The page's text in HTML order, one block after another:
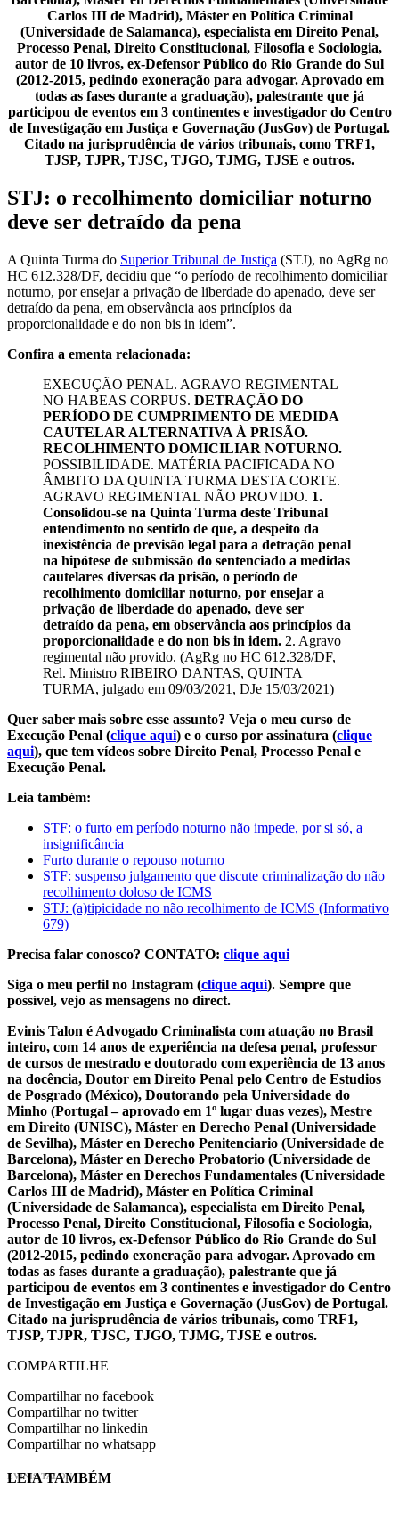
Carlos III de Madrid), Máster en Política Criminal
(Universidade de Salamanca), especialista em Direito Penal,
Processo Penal, Direito Constitucional, Filosofia e Sociologia,
autor de 10 livros, ex-Defensor Público do Rio Grande do Sul
(2012-2015, pedindo exoneração para advogar. Aprovado em
todas as fases durante a graduação), palestrante que já
participou de eventos em 3 continentes e investigador do Centro
de Investigação em Justiça e Governação (JusGov) de Portugal.
Citado na jurisprudência de vários tribunais, como TRF1,
TJSP, TJPR, TJSC, TJGO, TJMG, TJSE e outros.
STJ: o recolhimento domiciliar noturno
deve ser detraído da pena
A Quinta Turma do Superior Tribunal de Justiça (STJ), no AgRg no
HC 612.328/DF, decidiu que “o período de recolhimento domiciliar
noturno, por ensejar a privação de liberdade do apenado, deve ser
detraído da pena, em observância aos princípios da
proporcionalidade e do non bis in idem”.
Confira a ementa relacionada:
EXECUÇÃO PENAL. AGRAVO REGIMENTAL
NO HABEAS CORPUS. DETRAÇÃO DO
PERÍODO DE CUMPRIMENTO DE MEDIDA
CAUTELAR ALTERNATIVA À PRISÃO.
RECOLHIMENTO DOMICILIAR NOTURNO.
POSSIBILIDADE. MATÉRIA PACIFICADA NO
ÂMBITO DA QUINTA TURMA DESTA CORTE.
AGRAVO REGIMENTAL NÃO PROVIDO. 1.
Consolidou-se na Quinta Turma deste Tribunal
entendimento no sentido de que, a despeito da
inexistência de previsão legal para a detração penal
na hipótese de submissão do sentenciado a medidas
cautelares diversas da prisão, o período de
recolhimento domiciliar noturno, por ensejar a
privação de liberdade do apenado, deve ser
detraído da pena, em observância aos princípios da
proporcionalidade e do non bis in idem. 2. Agravo
regimental não provido. (AgRg no HC 612.328/DF,
Rel. Ministro RIBEIRO DANTAS, QUINTA
TURMA, julgado em 09/03/2021, DJe 15/03/2021)
Quer saber mais sobre esse assunto? Veja o meu curso de
Execução Penal (clique aqui) e o curso por assinatura (clique
aqui), que tem vídeos sobre Direito Penal, Processo Penal e
Execução Penal.
Leia também:
STF: o furto em período noturno não impede, por si só, a
insignificância
Furto durante o repouso noturno
STF: suspenso julgamento que discute criminalização do não
recolhimento doloso de ICMS
STJ: (a)tipicidade no não recolhimento de ICMS (Informativo
679)
Precisa falar conosco? CONTATO: clique aqui
Siga o meu perfil no Instagram (clique aqui). Sempre que
possível, vejo as mensagens no direct.
Evinis Talon é Advogado Criminalista com atuação no Brasil
inteiro, com 14 anos de experiência na defesa penal, professor
de cursos de mestrado e doutorado com experiência de 13 anos
na docência, Doutor em Direito Penal pelo Centro de Estudios
de Posgrado (México), Doutorando pela Universidade do
Minho (Portugal – aprovado em 1º lugar duas vezes), Mestre
em Direito (UNISC), Máster en Derecho Penal (Universidade
de Sevilha), Máster en Derecho Penitenciario (Universidade de
Barcelona), Máster en Derecho Probatorio (Universidade de
Barcelona), Máster en Derechos Fundamentales (Universidade
Carlos III de Madrid), Máster en Política Criminal
(Universidade de Salamanca), especialista em Direito Penal,
Processo Penal, Direito Constitucional, Filosofia e Sociologia,
autor de 10 livros, ex-Defensor Público do Rio Grande do Sul
(2012-2015, pedindo exoneração para advogar. Aprovado em
todas as fases durante a graduação), palestrante que já
participou de eventos em 3 continentes e investigador do Centro
de Investigação em Justiça e Governação (JusGov) de Portugal.
Citado na jurisprudência de vários tribunais, como TRF1,
TJSP, TJPR, TJSC, TJGO, TJMG, TJSE e outros.
COMPARTILHE
Compartilhar no facebook
Compartilhar no twitter
Compartilhar no linkedin
Compartilhar no whatsapp
EVINIS TALON
LEIA TAMBÉM